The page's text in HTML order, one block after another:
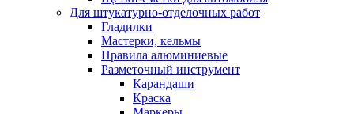
Для штукатурно-отделочных работ
Гладилки
Мастерки, кельмы
Правила алюминиевые
Разметочный инструмент
Карандаши
Краска